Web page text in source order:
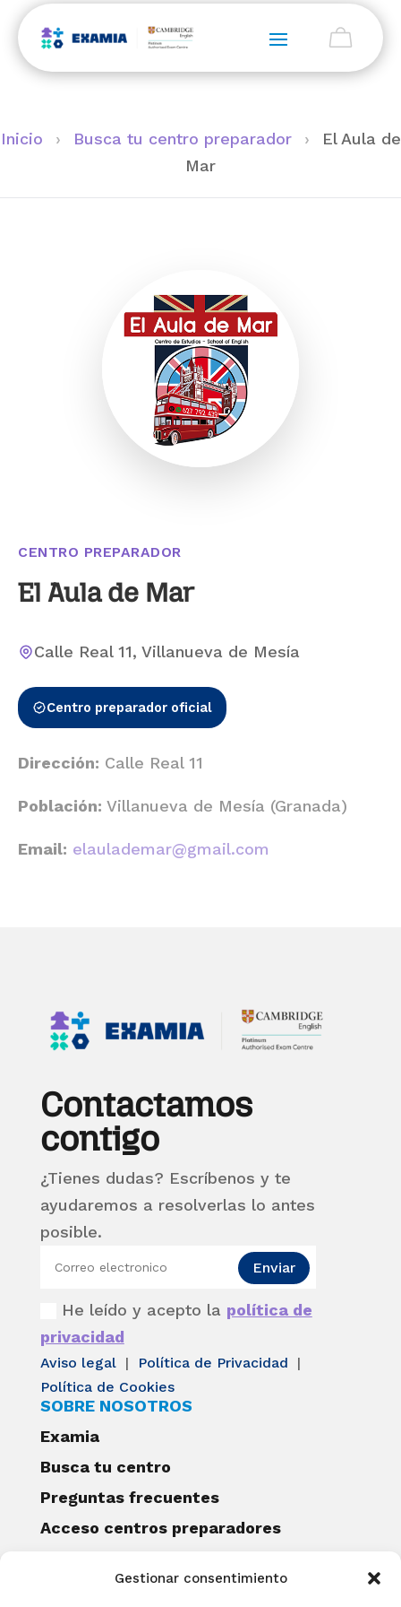
Gestionar consentimiento
Inicio › Busca tu centro preparador ›
El Aula de
Mar
CENTRO PREPARADOR
El Aula de Mar
Calle Real 11, Villanueva de Mesía
Centro preparador oficial
Dirección: Calle Real 11
Población: Villanueva de Mesía (Granada)
Email: elaulademar@gmail.com
Contactamos
contigo
¿Tienes dudas? Escríbenos y te
ayudaremos a resolverlas lo antes
posible.
He leído y acepto la política de
privacidad
Enviar
Aviso legal | Política de Privacidad
|
Política de Cookies
SOBRE NOSOTROS
Examia
Busca tu centro
Preguntas frecuentes
Acceso centros preparadores
Becas Examia